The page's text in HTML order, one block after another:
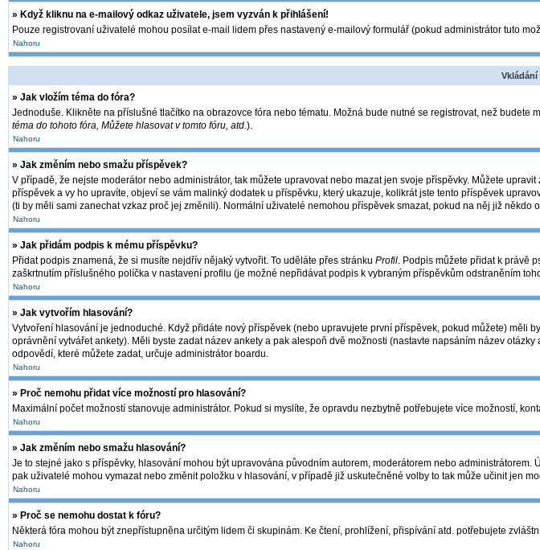
» Když kliknu na e-mailový odkaz uživatele, jsem vyzván k přihlášení!
Pouze registrovaní uživatelé mohou posílat e-mail lidem přes nastavený e-mailový formulář (pokud administrátor tuto
Nahoru
Vkládání
» Jak vložím téma do fóra?
Jednoduše. Klikněte na příslušné tlačítko na obrazovce fóra nebo tématu. Možná bude nutné se registrovat, než
téma do tohoto fóra, Můžete hlasovat v tomto fóru, atd.).
Nahoru
» Jak změním nebo smažu příspěvek?
V případě, že nejste moderátor nebo administrátor, tak můžete upravovat nebo mazat jen svoje příspěvky. Můžete
příspěvek a vy ho upravíte, objeví se vám malinký dodatek u příspěvku, který ukazuje, kolikrát jste tento příspěvek
(ti by měli sami zanechat vzkaz proč jej změnili). Normální uživatelé nemohou příspěvek smazat, pokud na něj již někdo
Nahoru
» Jak přidám podpis k mému příspěvku?
Přidat podpis znamená, že si musíte nejdřív nějaký vytvořit. To uděláte přes stránku Profil. Podpis můžete přidat k právě
zaškrtnutím příslušného políčka v nastavení profilu (je možné nepřidávat podpis k vybraným příspěvkům odstraněním
Nahoru
» Jak vytvořím hlasování?
Vytvoření hlasování je jednoduché. Když přidáte nový příspěvek (nebo upravujete první příspěvek, pokud můžete) měli
oprávnění vytvářet ankety). Měli byste zadat název ankety a pak alespoň dvě možnosti (nastavte napsáním název otázky
odpovědí, které můžete zadat, určuje administrátor boardu.
Nahoru
» Proč nemohu přidat více možností pro hlasování?
Maximální počet možností stanovuje administrátor. Pokud si myslíte, že opravdu nezbytně potřebujete více možností,
Nahoru
» Jak změním nebo smažu hlasování?
Je to stejné jako s příspěvky, hlasování mohou být upravována původním autorem, moderátorem nebo
pak uživatelé mohou vymazat nebo změnit položku v hlasování, v případě již uskutečněné volby to tak může učinit jen
Nahoru
» Proč se nemohu dostat k fóru?
Některá fóra mohou být znepřístupněna určitým lidem či skupinám. Ke čtení, prohlížení, přispívání atd. potřebujete
Nahoru